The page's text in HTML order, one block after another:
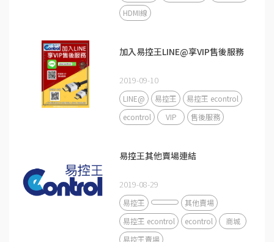
HDMI線
加入易控王LINE@享VIP售後服務
2019-09-10
LINE@ 易控王
易控王 econtrol
econtrol
VIP 售後服務
易控王其他賣場連結
2019-08-29
易控王
其他賣場
易控王 econtrol
econtrol
商城
易控王賣場